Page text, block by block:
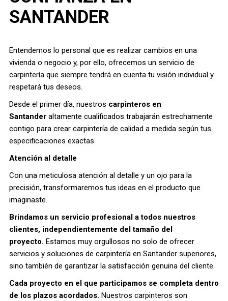
SANTANDER
Entendemos lo personal que es realizar cambios en una
vivienda o negocio y, por ello, ofrecemos un servicio de
carpintería que siempre tendrá en cuenta tu visión individual y
respetará tus deseos.
Desde el primer día, nuestros carpinteros en
Santanderaltamente cualificados trabajarán estrechamente
contigo para crear carpintería de calidad a medida según tus
especificaciones exactas.
Atención al detalle
Con una meticulosa atención al detalle y un ojo para la
precisión, transformaremos tus ideas en el producto que
imaginaste.
Brindamos un servicio profesional a todos nuestros
clientes, independientemente del tamaño del
proyecto. Estamos muy orgullosos no solo de ofrecer
servicios y soluciones de carpintería en Santander superiores,
sino también de garantizar la satisfacción genuina del cliente.
Cada proyecto en el que participamos se completa dentro
de los plazos acordados. Nuestros carpinteros son